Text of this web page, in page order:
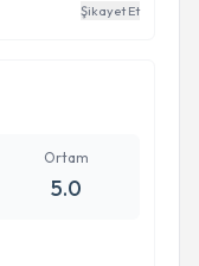
Şikayet Et
Ortam
5.0